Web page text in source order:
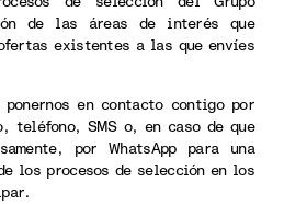
de las áreas de interés que
existentes a las que envíes
ponernos en contacto contigo por
teléfono, SMS o, en caso de que
por WhatsApp para una
los procesos de selección en los